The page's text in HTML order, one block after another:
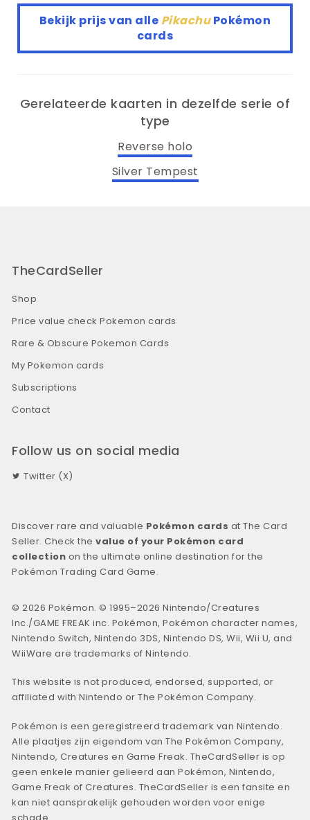
Bekijk prijs van alle PikachuPokémon
cards
Gerelateerde kaarten in dezelfde serie of
type
Reverse holo
Silver Tempest
TheCardSeller
Shop
Price value check Pokemon cards
Rare & Obscure Pokemon Cards
My Pokemon cards
Subscriptions
Contact
Follow us on social media
Twitter (X)
Discover rare and valuable Pokémon cards at The Card
Seller. Check thevalue of your Pokémon card
collection on the ultimate online destination for the
Pokémon Trading Card Game.
© 2026 Pokémon. © 1995–2026 Nintendo/Creatures
Inc./GAME FREAK inc. Pokémon, Pokémon character names,
Nintendo Switch, Nintendo 3DS, Nintendo DS, Wii, Wii U, and
WiiWare are trademarks of Nintendo.
This website is not produced, endorsed, supported, or
affiliated with Nintendo or The Pokémon Company.
Pokémon is een geregistreerd trademark van Nintendo.
Alle plaatjes zijn eigendom van The Pokémon Company,
Nintendo, Creatures en Game Freak. TheCardSeller is op
geen enkele manier gelieerd aan Pokémon, Nintendo,
Game Freak of Creatures. TheCardSeller is een fansite en
kan niet aansprakelijk gehouden worden voor enige
schade.